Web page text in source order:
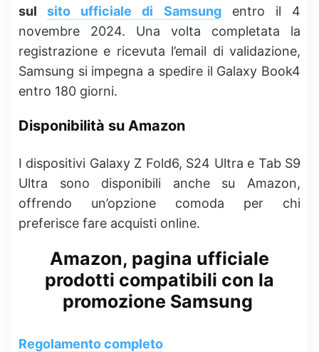
sulsito ufficiale di Samsungentro il 4
novembre 2024. Una volta completata la
registrazione e ricevuta l’email di validazione,
Samsung si impegna a spedire il Galaxy Book4
entro 180 giorni.
Disponibilità su Amazon
I dispositivi Galaxy Z Fold6, S24 Ultra e Tab S9
Ultra sono disponibili anche su Amazon,
offrendo un’opzione comoda per chi
preferisce fare acquisti online.
Amazon, pagina ufficiale
prodotti compatibili con la
promozione Samsung
Regolamento completo